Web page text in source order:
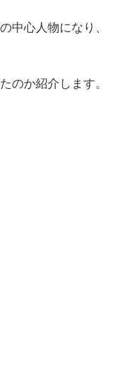
中心人物になり、
のか紹介します。